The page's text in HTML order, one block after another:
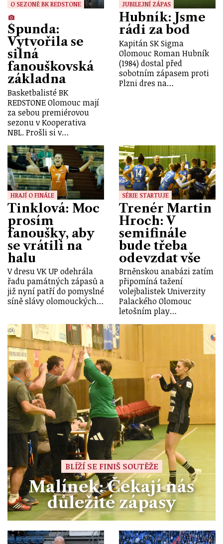
O SEZONĚ BK REDSTONE
Špunda:
Vytvořila se
silná
fanouškovská
základna
Basketbalisté BK
REDSTONE Olomouc mají
za sebou premiérovou
sezonu v Kooperativa
NBL. Prošli si v…
JUBILEJNÍ ZÁPAS
Hubník: Jsme
rádi za bod
Kapitán SK Sigma
Olomouc Roman Hubník
(1984) dostal před
sobotním zápasem proti
Plzni dres na…
HRAJÍ O FINÁLE
Tinklová: Moc
prosím
fanoušky, aby
se vrátili na
halu
V dresu VK UP odehrála
řadu památných zápasů a
již nyní patří do pomyslné
síně slávy olomouckých…
SÉRIE STARTUJE
Trenér Martin
Hroch: V
semifinále
bude třeba
odevzdat vše
Brněnskou anabázi zatím
připomíná tažení
volejbalistek Univerzity
Palackého Olomouc
letošním play…
BLÍŽÍ SE FINIŠ SOUTĚŽE
Malínek: Čekají nás
důležité zápasy